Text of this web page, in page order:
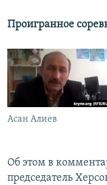
Проигранное
Асан Алиев
Об этом в
председатель